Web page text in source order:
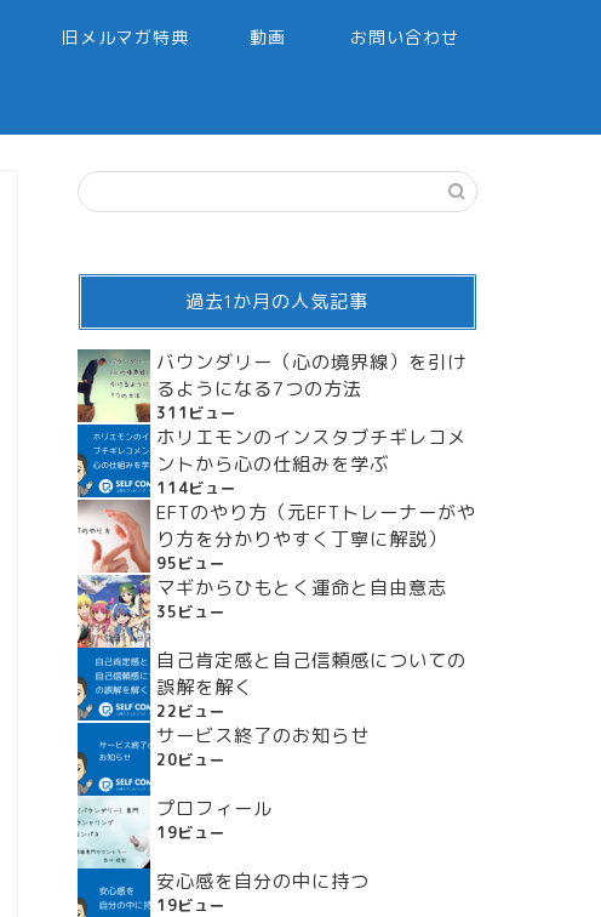
旧メルマガ特典 動画 お問い合わせ
過去1か月の人気記事
バウンダリー（心の境界線）を引け
るようになる7つの方法
311ビュー
ホリエモンのインスタブチギレコメ
ントから心の仕組みを学ぶ
114ビュー
EFTのやり方（元EFTトレーナーがや
り方を分かりやすく丁寧に解説）
95ビュー
マギからひもとく運命と自由意志
35ビュー
自己肯定感と自己信頼感についての
誤解を解く
22ビュー
サービス終了のお知らせ
20ビュー
プロフィール
19ビュー
安心感を自分の中に持つ
19ビュー